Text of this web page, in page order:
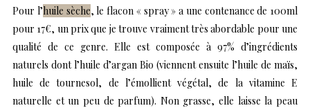
Pour l’huile sèche, le flacon « spray » a une contenance de 100ml
pour 17€, un prix que je trouve vraiment très abordable pour une
qualité de ce genre. Elle est composée à 97% d’ingrédients
naturels dont l’huile d’argan Bio (viennent ensuite l’huile de maïs,
huile de tournesol, de l’émollient végétal, de la vitamine E
naturelle et un peu de parfum). Non grasse, elle laisse la peau